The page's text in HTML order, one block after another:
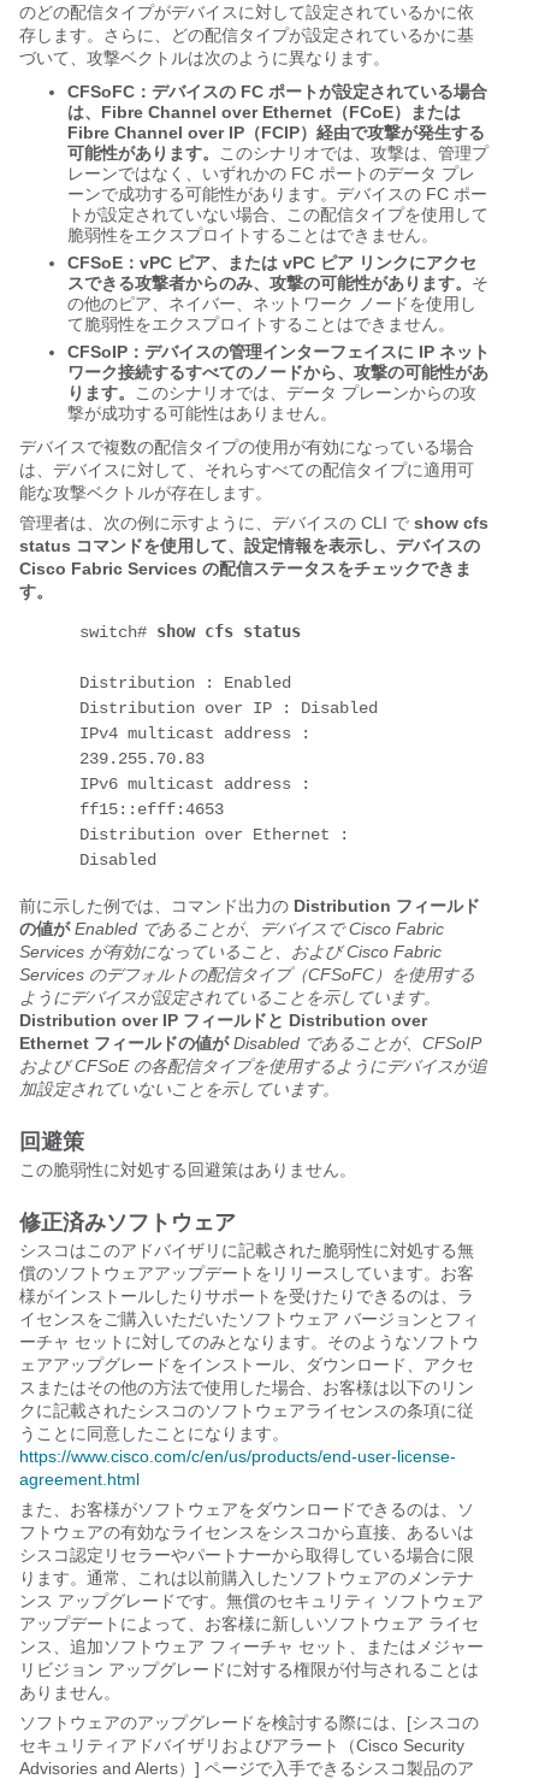
のどの配信タイプがデバイスに対して設定されているかに依
存します。さらに、どの配信タイプが設定されているかに基
づいて、攻撃ベクトルは次のように異なります。
CFSoFC：デバイスの FC ポートが設定されている場合
は、Fibre Channel over Ethernet（FCoE）または
Fibre Channel over IP（FCIP）経由で攻撃が発生する
可能性があります。
このシナリオでは、攻撃は、管理プ
レーンではなく、いずれかの FC ポートのデータ プレ
ーンで成功する可能性があります。デバイスの FC ポー
トが設定されていない場合、この配信タイプを使用して
脆弱性をエクスプロイトすることはできません。
CFSoE：vPC ピア、または vPC ピア リンクにアクセ
スできる攻撃者からのみ、攻撃の可能性があります。 そ
の他のピア、ネイバー、ネットワーク ノードを使用し
て脆弱性をエクスプロイトすることはできません。
CFSoIP：デバイスの管理インターフェイスに IP ネット
ワーク接続するすべてのノードから、攻撃の可能性があ
ります。
このシナリオでは、データ プレーンからの攻
撃が成功する可能性はありません。
デバイスで複数の配信タイプの使用が有効になっている場合
は、デバイスに対して、それらすべての配信タイプに適用可
能な攻撃ベクトルが存在します。
管理者は、次の例に示すように、デバイスの CLI で show cfs
status コマンドを使用して、設定情報を表示し、デバイスの
Cisco Fabric Services の配信ステータスをチェックできま
す。
switch# show cfs status
Distribution : Enabled
Distribution over IP : Disabled
IPv4 multicast address :
239.255.70.83
IPv6 multicast address :
ff15::efff:4653
Distribution over Ethernet :
Disabled
前に示した例では、コマンド出力の Distribution フィールド
の値が Enabled であることが、デバイスで Cisco Fabric
Services が有効になっていること、および Cisco Fabric
Services のデフォルトの配信タイプ（CFSoFC）を使用する
ようにデバイスが設定されていることを示しています。
Distribution over IP フィールドと Distribution over
Ethernet フィールドの値が Disabled であることが、CFSoIP
および CFSoE の各配信タイプを使用するようにデバイスが追
加設定されていないことを示しています。
回避策
この脆弱性に対処する回避策はありません。
修正済みソフトウェア
シスコはこのアドバイザリに記載された脆弱性に対処する無
償のソフトウェアアップデートをリリースしています。お客
様がインストールしたりサポートを受けたりできるのは、ラ
イセンスをご購入いただいたソフトウェア バージョンとフィ
ーチャ セットに対してのみとなります。そのようなソフトウ
ェアアップグレードをインストール、ダウンロード、アクセ
スまたはその他の方法で使用した場合、お客様は以下のリン
クに記載されたシスコのソフトウェアライセンスの条項に従
うことに同意したことになります。
https://www.cisco.com/c/en/us/products/end-user-license-
agreement.html
また、お客様がソフトウェアをダウンロードできるのは、ソ
フトウェアの有効なライセンスをシスコから直接、あるいは
シスコ認定リセラーやパートナーから取得している場合に限
ります。通常、これは以前購入したソフトウェアのメンテナ
ンス アップグレードです。無償のセキュリティ ソフトウェア
アップデートによって、お客様に新しいソフトウェア ライセ
ンス、追加ソフトウェア フィーチャ セット、またはメジャー
リビジョン アップグレードに対する権限が付与されることは
ありません。
ソフトウェアのアップグレードを検討する際には、[シスコの
セキュリティアドバイザリおよびアラート（Cisco Security
Advisories and Alerts）] ページで入手できるシスコ製品のア